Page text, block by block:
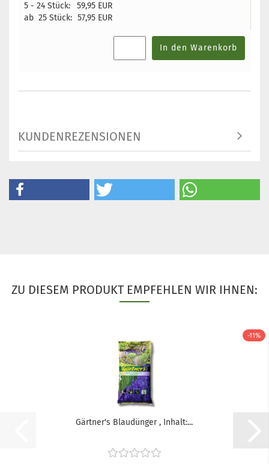
5 - 24 Stück:
59,95 EUR
ab 25 Stück: 57,95 EUR
In den Warenkorb
KUNDENREZENSIONEN
ZU DIESEM PRODUKT EMPFEHLEN WIR IHNEN:
-11%
Gärtner's Blaudünger , Inhalt:...